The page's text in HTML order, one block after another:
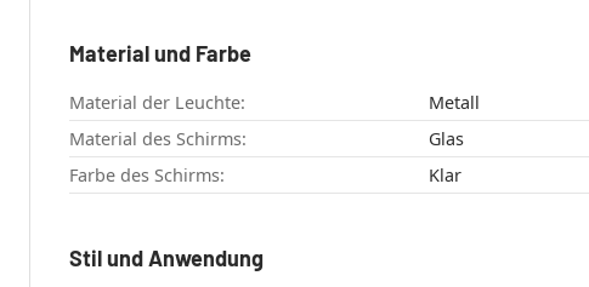
Material und Farbe
Material der Leuchte:
Metall
Material des Schirms:
Glas
Farbe des Schirms:
Klar
Stil und Anwendung